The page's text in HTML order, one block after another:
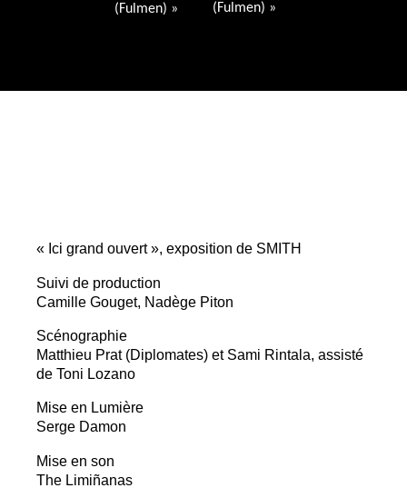
(Fulmen) »
(Fulmen) »
« Ici grand ouvert », exposition de SMITH
Suivi de production
Camille Gouget, Nadège Piton
Scénographie
Matthieu Prat (Diplomates) et Sami Rintala, assisté
de Toni Lozano
Mise en Lumière
Serge Damon
Mise en son
The Limiñanas